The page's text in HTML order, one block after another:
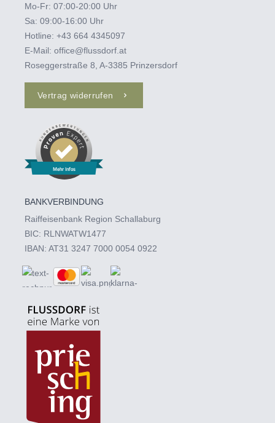
Mo-Fr: 07:00-20:00 Uhr
Sa: 09:00-16:00 Uhr
Hotline: +43 664 4345097‬
E-Mail: office@flussdorf.at
Roseggerstraße 8, A-3385 Prinzersdorf
Vertrag widerrufen
Mehr Infos
BANKVERBINDUNG
Raiffeisenbank Region Schallaburg
BIC: RLNWATW1477
IBAN: AT31 3247 7000 0054 0922